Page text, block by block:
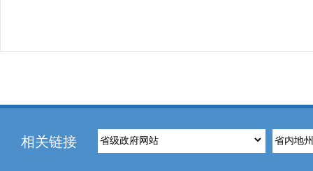
相关链接